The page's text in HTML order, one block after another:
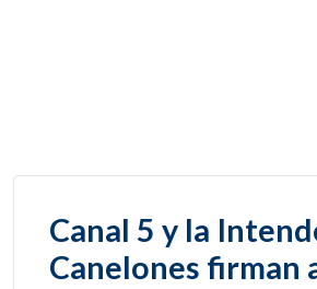
Canal 5 y la
Canelones firman